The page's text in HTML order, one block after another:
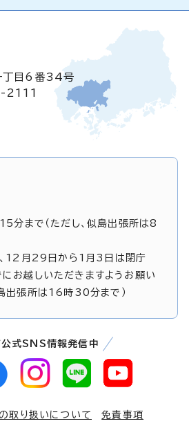
丁目6番34号
2111
まで（ただし、似島出張所は8
、12月29日から1月3日は閉庁
お越しいただきますようお願い
島出張所は16時30分まで）
公式SNS情報発信中
取り扱いについて
免責事項